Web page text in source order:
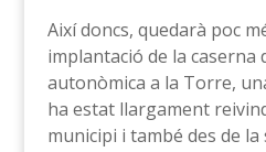
Així doncs, quedarà poc
implantació de la caserna
autonòmica a la Torre,
ha estat llargament
municipi i també des de